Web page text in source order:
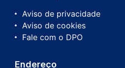
Aviso de privacidade
Aviso de cookies
Fale com o DPO
Endereço